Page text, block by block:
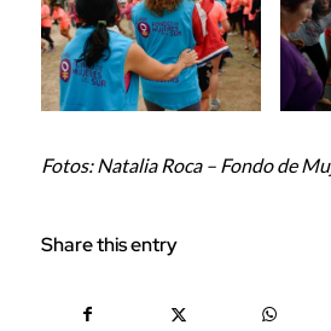
Fotos: Natalia Roca – Fondo de
Share this entry